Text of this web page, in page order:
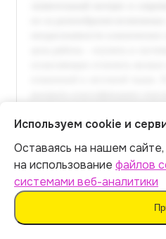
Итог:399р.
Используем cookie и
Оставаясь на нашем
на использование файлов
системами веб-аналитики